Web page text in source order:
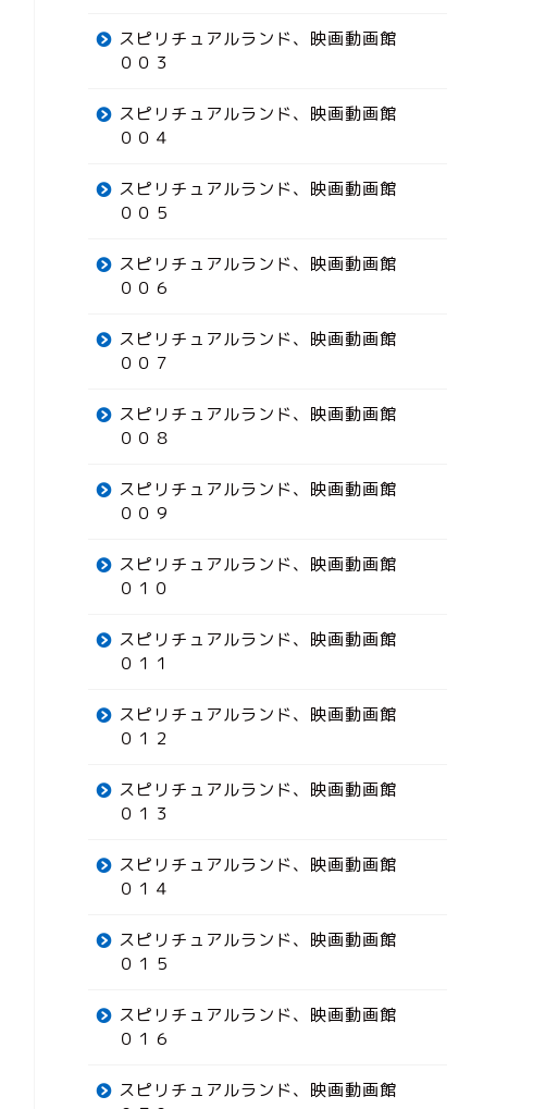
スピリチュアルランド、映画動画館
００３
スピリチュアルランド、映画動画館
００４
スピリチュアルランド、映画動画館
００５
スピリチュアルランド、映画動画館
００６
スピリチュアルランド、映画動画館
００７
スピリチュアルランド、映画動画館
００８
スピリチュアルランド、映画動画館
００９
スピリチュアルランド、映画動画館
０１０
スピリチュアルランド、映画動画館
０１１
スピリチュアルランド、映画動画館
０１２
スピリチュアルランド、映画動画館
０１３
スピリチュアルランド、映画動画館
０１４
スピリチュアルランド、映画動画館
０１５
スピリチュアルランド、映画動画館
０１６
スピリチュアルランド、映画動画館